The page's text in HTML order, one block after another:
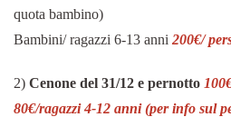
quota bambino)
Bambini/ ragazzi 6-13 anni 200€/
2) Cenone del 31/12 e pernotto
80€/ragazzi 4-12 anni (per info sul